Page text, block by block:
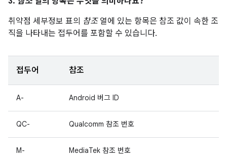
취약점 세부정보 표의 참조열에 있는 항목은 참조 값이 속한 조
직을 나타내는 접두어를 포함할 수 있습니다.
접두어 참조
A- Android 버그 ID
QC- Qualcomm 참조 번호
M- MediaTek 참조 번호